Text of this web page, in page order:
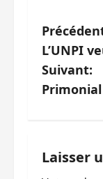
N
a
v
g
L’UNPI
Suivant:
Primonial
Laisser